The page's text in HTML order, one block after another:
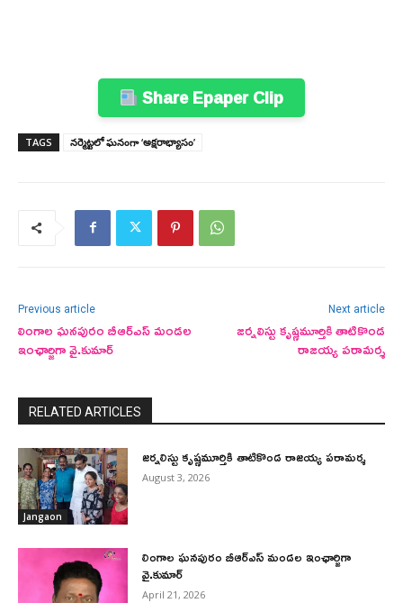
Share Epaper Clip
TAGS నర్మెట్టలో ఘనంగా ‘అక్షరాభ్యాసం’
Previous article
లింగాల ఘనపురం బీఆర్ఎస్ మండల
ఇంఛార్జిగా వై.కుమార్
Next article
జర్నలిస్టు కృష్ణమూర్తికి తాటికొండ
రాజయ్య పరామర్శ
RELATED ARTICLES
Jangaon
జర్నలిస్టు కృష్ణమూర్తికి తాటికొండ రాజయ్య పరామర్శ
August 3, 2026
లింగాల ఘనపురం బీఆర్ఎస్ మండల ఇంఛార్జిగా
వై.కుమార్
April 21, 2026